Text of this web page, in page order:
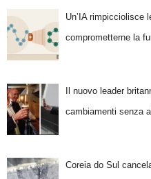
Un’IA rimpicciolisce
comprometterne la
Il nuovo leader
cambiamenti senza
Coreia do Sul